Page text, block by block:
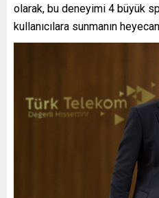
olarak, bu deneyimi 4 büyük
kullanıcılara sunmanın